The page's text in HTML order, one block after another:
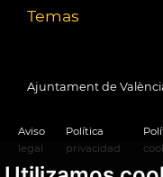
Temas
Ajuntament de
Aviso
legal
Política
privacidad